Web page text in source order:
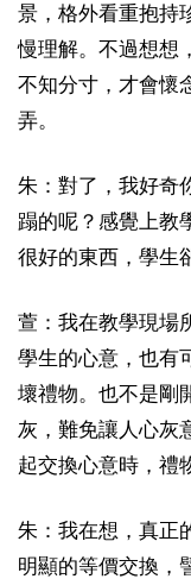
景，格外看重抱持
慢理解。不過想想
不知分寸，才會懷
弄。
朱：對了，我好奇
蹋的呢？感覺上教
很好的東西，學生
萱：我在教學現場
學生的心意，也有
壞禮物。也不是剛
灰，難免讓人心灰
起交換心意時，禮
朱：我在想，真正
明顯的等價交換，